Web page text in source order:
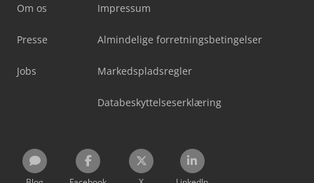
Om os
Presse
Jobs
Impressum
Almindelige forretningsbetingelser
Markedspladsregler
Databeskyttelseserklæring